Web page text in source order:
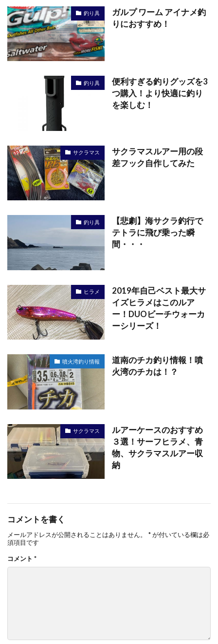
釣り具
ガルプ ワーム アイナメ釣
りにおすすめ！
釣り具
便利すぎる釣りグッズを3
つ購入！より快適に釣り
を楽しむ！
サクラマス
サクラマスルアー用の段
差フック自作してみた
釣り具
【悲劇】海サクラ釣行で
テトラに飛び乗った瞬
間・・・
ヒラメ
2019年自己ベスト最大サ
イズヒラメはこのルア
ー！DUOビーチウォーカ
ーシリーズ！
噴火湾釣り情報
道南のチカ釣り情報！噴
火湾のチカは！？
サクラマス
ルアーケースのおすすめ
３選！サーフヒラメ、青
物、サクラマスルアー収
納
コメントを書く
メールアドレスが公開されることはありません。 *が付いている欄は必
須項目です
コメント *